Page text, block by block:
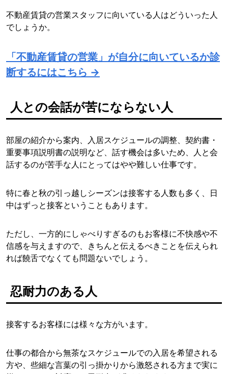
不動産賃貸の営業スタッフに向いている人はどういった人
でしょうか。
「不動産賃貸の営業」が自分に向いているか診
断するにはこちら →
人との会話が苦にならない人
部屋の紹介から案内、入居スケジュールの調整、契約書・
重要事項説明書の説明など、話す機会は多いため、人と会
話するのが苦手な人にとってはやや難しい仕事です。
特に春と秋の引っ越しシーズンは接客する人数も多く、日
中はずっと接客ということもあります。
ただし、一方的にしゃべりすぎるのもお客様に不快感や不
信感を与えますので、きちんと伝えるべきことを伝えられ
れば饒舌でなくても問題ないでしょう。
忍耐力のある人
接客するお客様には様々な方がいます。
仕事の都合から無茶なスケジュールでの入居を希望される
方や、些細な言葉の引っ掛かりから激怒される方まで実に